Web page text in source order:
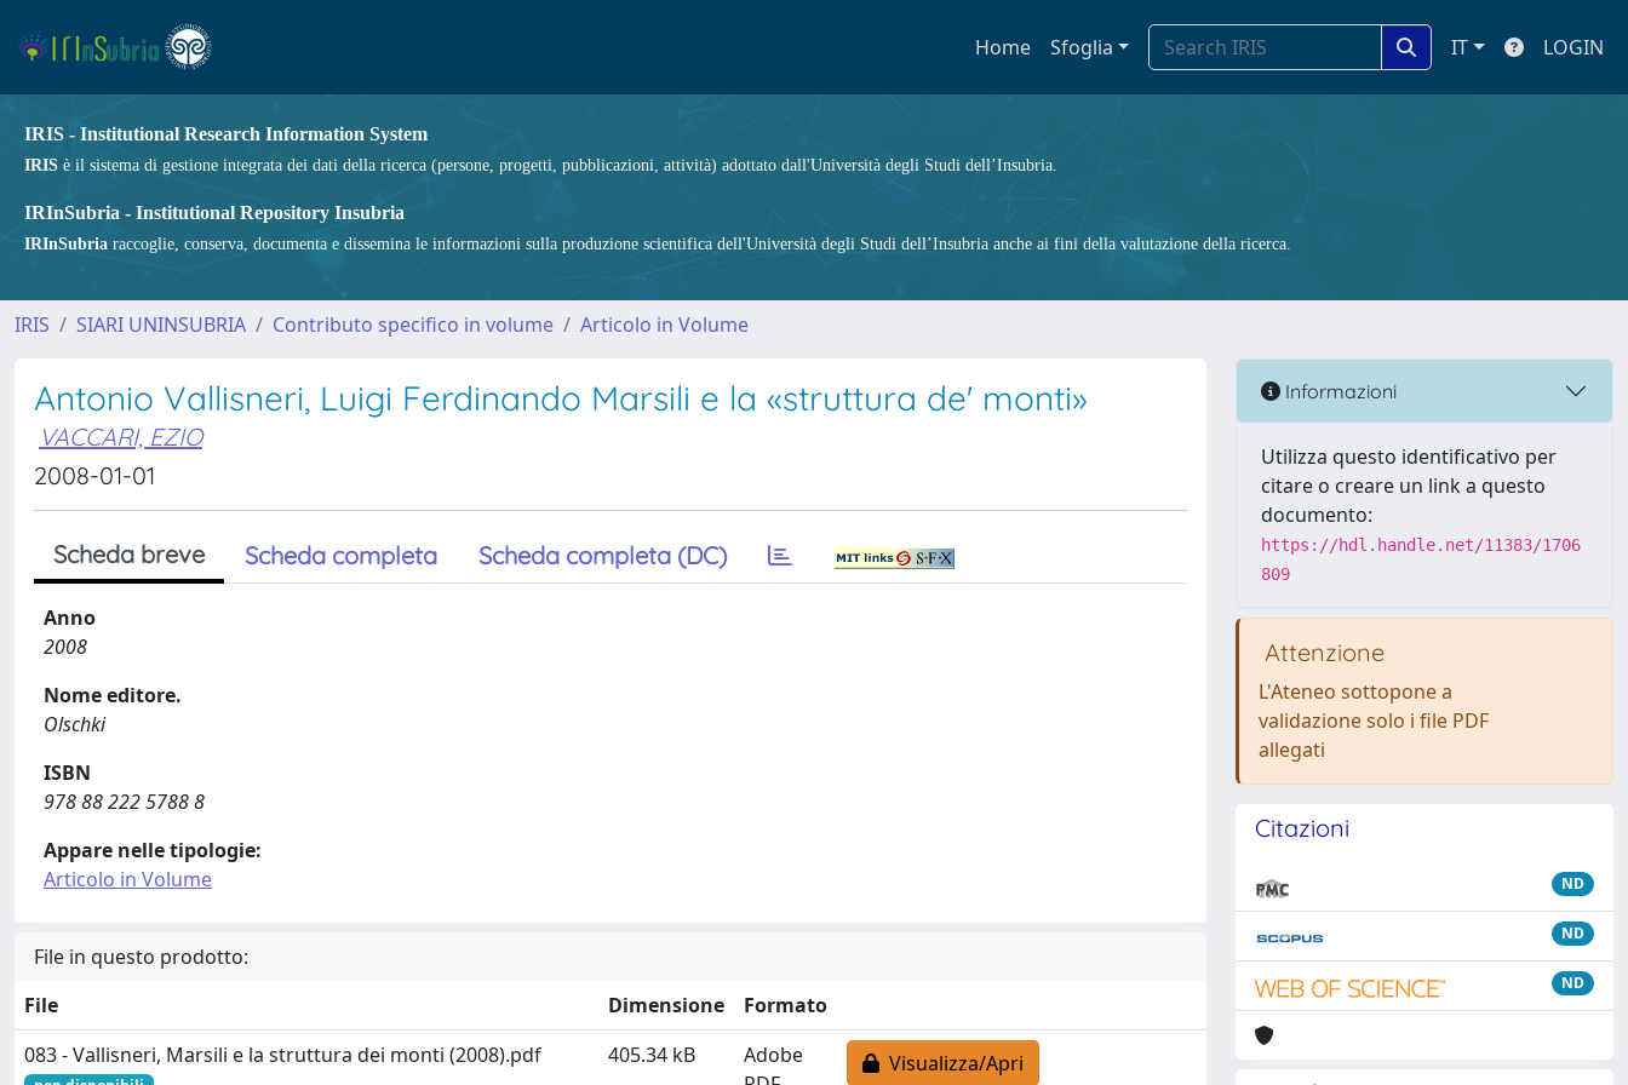
Home Sfoglia IT LOGIN
IRIS - Institutional Research Information System
IRIS è il sistema di gestione integrata dei dati della ricerca (persone, progetti, pubblicazioni, attività) adottato dall'Università degli Studi dell’Insubria.
IRInSubria - Institutional Repository Insubria
IRInSubria raccoglie, conserva, documenta e dissemina le informazioni sulla produzione scientifica dell'Università degli Studi dell’Insubria anche ai fini della valutazione della ricerca.
IRIS SIARI UNINSUBRIA Contributo specifico in volume Articolo in Volume
Antonio Vallisneri, Luigi Ferdinando Marsili e la «struttura de' monti»
VACCARI, EZIO
2008-01-01
Scheda breve Scheda completa Scheda completa (DC)
Anno
2008
Nome editore.
Olschki
ISBN
978 88 222 5788 8
Appare nelle tipologie:
Articolo in Volume
File in questo prodotto:
File
Dimensione
Formato
083 - Vallisneri, Marsili e la struttura dei monti (2008).pdf
405.34 kB
Adobe
Visualizza/Apri
Informazioni
Utilizza questo identificativo per
citare o creare un link a questo
documento:
https://hdl.handle.net/11383/1706
809
Attenzione
L'Ateneo sottopone a
validazione solo i file PDF
allegati
Citazioni
ND
ND
ND